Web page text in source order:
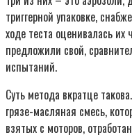
триггерной упаковке,
ходе теста оценивалась
предложили свой,
испытаний.
Суть метода вкратце
грязе-масляная смесь,
взятых с моторов,